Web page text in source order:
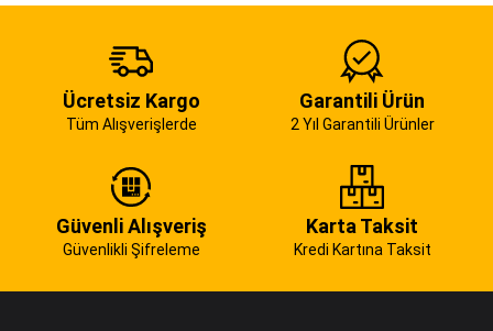
Ücretsiz Kargo
Tüm Alışverişlerde
Garantili Ürün
2 Yıl Garantili Ürünler
Güvenli Alışveriş
Güvenlikli Şifreleme
Karta Taksit
Kredi Kartına Taksit